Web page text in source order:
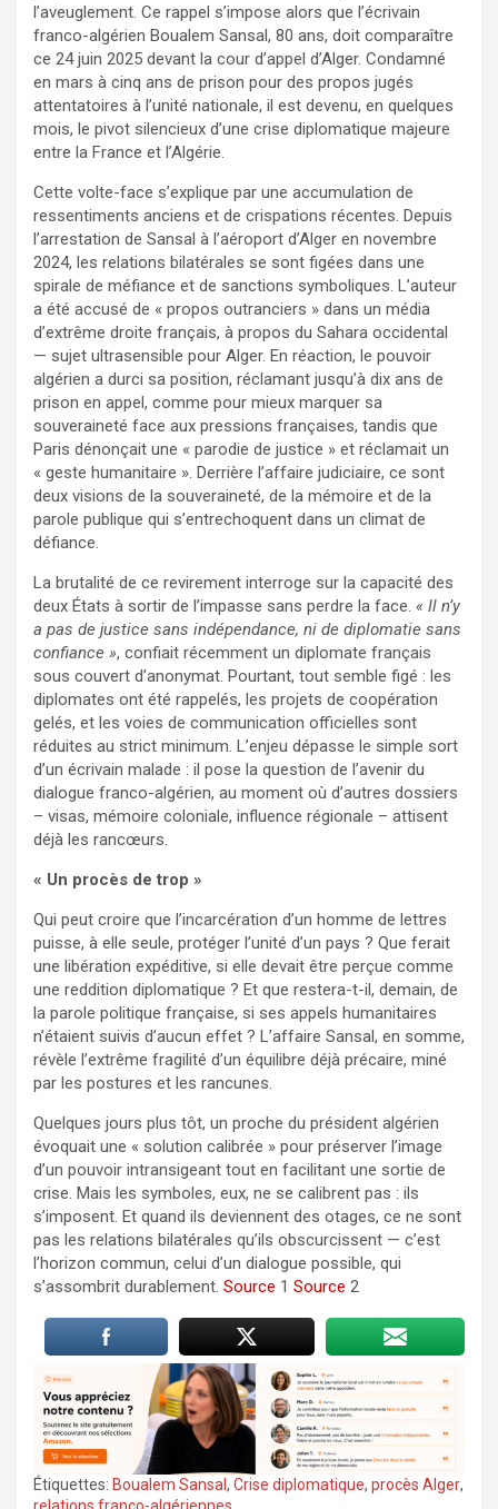
l’aveuglement. Ce rappel s’impose alors que l’écrivain
franco-algérien Boualem Sansal, 80 ans, doit comparaître
ce 24 juin 2025 devant la cour d’appel d’Alger. Condamné
en mars à cinq ans de prison pour des propos jugés
attentatoires à l’unité nationale, il est devenu, en quelques
mois, le pivot silencieux d’une crise diplomatique majeure
entre la France et l’Algérie.
Cette volte-face s’explique par une accumulation de
ressentiments anciens et de crispations récentes. Depuis
l’arrestation de Sansal à l’aéroport d’Alger en novembre
2024, les relations bilatérales se sont figées dans une
spirale de méfiance et de sanctions symboliques. L’auteur
a été accusé de « propos outranciers » dans un média
d’extrême droite français, à propos du Sahara occidental
— sujet ultrasensible pour Alger. En réaction, le pouvoir
algérien a durci sa position, réclamant jusqu’à dix ans de
prison en appel, comme pour mieux marquer sa
souveraineté face aux pressions françaises, tandis que
Paris dénonçait une « parodie de justice » et réclamait un
« geste humanitaire ». Derrière l’affaire judiciaire, ce sont
deux visions de la souveraineté, de la mémoire et de la
parole publique qui s’entrechoquent dans un climat de
défiance.
La brutalité de ce revirement interroge sur la capacité des
deux États à sortir de l’impasse sans perdre la face. « Il n’y
a pas de justice sans indépendance, ni de diplomatie sans
confiance », confiait récemment un diplomate français
sous couvert d’anonymat. Pourtant, tout semble figé : les
diplomates ont été rappelés, les projets de coopération
gelés, et les voies de communication officielles sont
réduites au strict minimum. L’enjeu dépasse le simple sort
d’un écrivain malade : il pose la question de l’avenir du
dialogue franco-algérien, au moment où d’autres dossiers
– visas, mémoire coloniale, influence régionale – attisent
déjà les rancœurs.
« Un procès de trop »
Qui peut croire que l’incarcération d’un homme de lettres
puisse, à elle seule, protéger l’unité d’un pays ? Que ferait
une libération expéditive, si elle devait être perçue comme
une reddition diplomatique ? Et que restera-t-il, demain, de
la parole politique française, si ses appels humanitaires
n’étaient suivis d’aucun effet ? L’affaire Sansal, en somme,
révèle l’extrême fragilité d’un équilibre déjà précaire, miné
par les postures et les rancunes.
Quelques jours plus tôt, un proche du président algérien
évoquait une « solution calibrée » pour préserver l’image
d’un pouvoir intransigeant tout en facilitant une sortie de
crise. Mais les symboles, eux, ne se calibrent pas : ils
s’imposent. Et quand ils deviennent des otages, ce ne sont
pas les relations bilatérales qu’ils obscurcissent — c’est
l’horizon commun, celui d’un dialogue possible, qui
s’assombrit durablement. Source 1 Source 2
Étiquettes: Boualem Sansal , Crise diplomatique, procès Alger,
relations franco-algériennes